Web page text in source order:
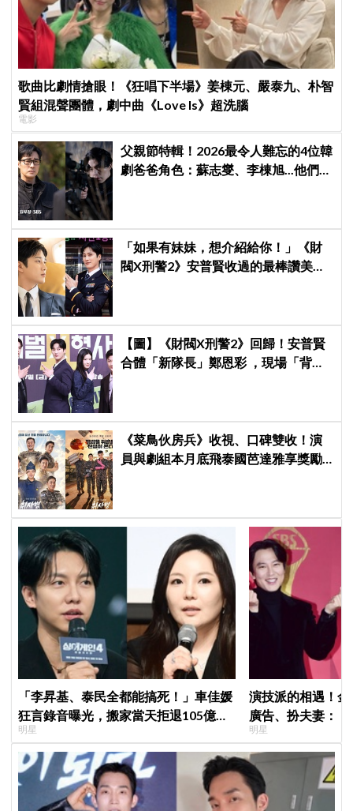
歌曲比劇情搶眼！《狂唱下半場》姜棟元、嚴泰九、朴智
賢組混聲團體，劇中曲《Love Is》超洗腦
電影
父親節特輯！2026最令人難忘的4位韓
劇爸爸角色：蘇志燮、李棟旭...他們連
「如果有妹妹，想介紹給你！」《財
閥X刑警2》安普賢收過的最棒讚美，
【圖】《財閥X刑警2》回歸！安普賢
合體「新隊長」鄭恩彩 ，現場「背靠
《菜鳥伙房兵》收視、口碑雙收！演
員與劇組本月底飛泰國芭達雅享獎勵
「李昇基、泰民全都能搞死！」車佳媛
狂言錄音曝光，搬家當天拒退105億保
證金、糾紛再升級
明星
演技派的相遇！
廣告、扮夫妻：
部戲劇吧」
明星